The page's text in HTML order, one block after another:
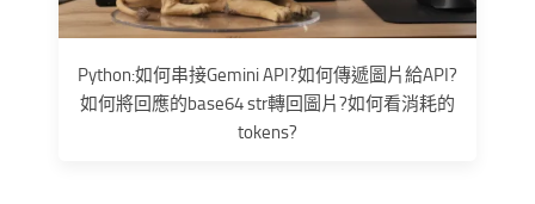
Python:如何串接Gemini API?如何傳遞圖片給API?
如何將回應的base64 str轉回圖片?如何看消耗的
tokens?